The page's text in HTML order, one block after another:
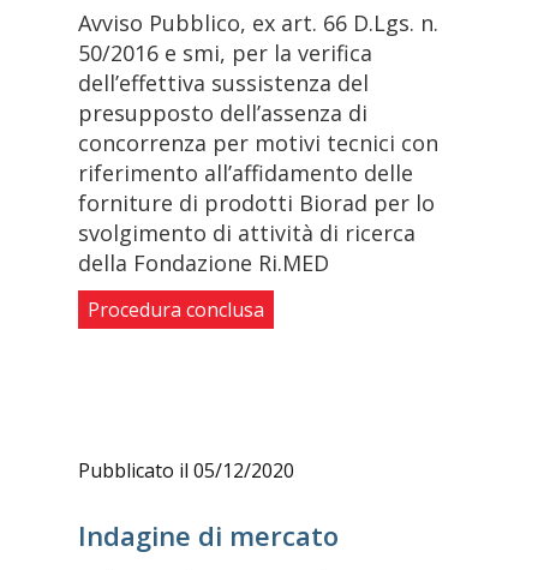
Avviso Pubblico, ex art. 66 D.Lgs. n.
50/2016 e smi, per la verifica
dell’effettiva sussistenza del
presupposto dell’assenza di
concorrenza per motivi tecnici con
riferimento all’affidamento delle
forniture di prodotti Biorad per lo
svolgimento di attività di ricerca
della Fondazione Ri.MED
Procedura conclusa
Pubblicato il 05/12/2020
Indagine di mercato